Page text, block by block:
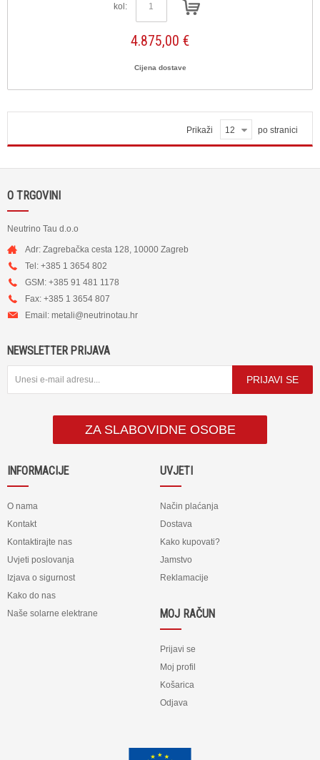
kol:
4.875,00 €
Cijena dostave
Prikaži 12 po stranici
O TRGOVINI
Neutrino Tau d.o.o
Adr: Zagrebačka cesta 128, 10000 Zagreb
Tel: +385 1 3654 802
GSM: +385 91 481 1178
Fax: +385 1 3654 807
Email: metali@neutrinotau.hr
NEWSLETTER PRIJAVA
PRIJAVI SE
ZA SLABOVIDNE OSOBE
INFORMACIJE
O nama
Kontakt
Kontaktirajte nas
Uvjeti poslovanja
Izjava o sigurnost
Kako do nas
Naše solarne elektrane
UVJETI
Način plaćanja
Dostava
Kako kupovati?
Jamstvo
Reklamacije
MOJ RAČUN
Prijavi se
Moj profil
Košarica
Odjava